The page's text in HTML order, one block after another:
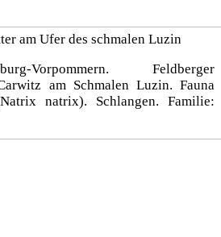
am Ufer des schmalen Luzin
Vorpommern. Feldberger
am Schmalen Luzin. Fauna
natrix). Schlangen. Familie: